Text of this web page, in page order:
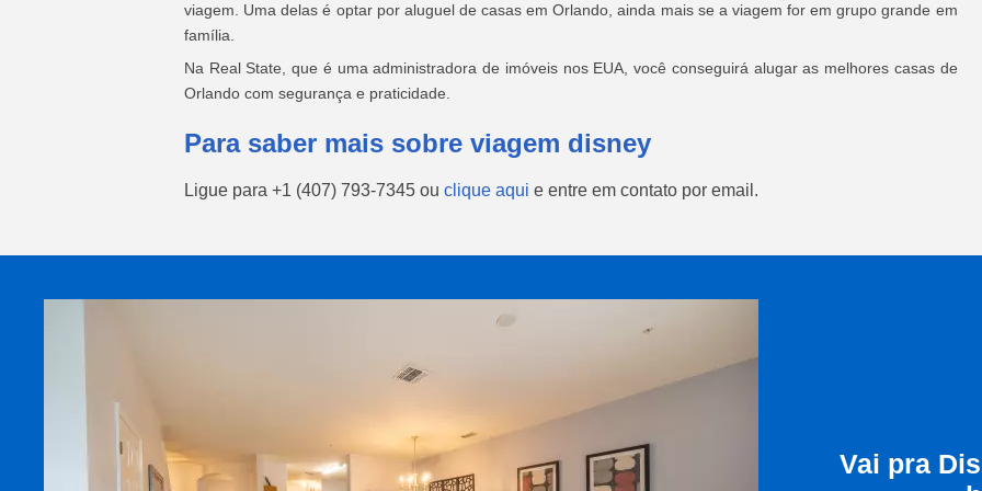
viagem. Uma delas é optar por aluguel de casas em Orlando, ainda mais se a viagem for em grupo grande em
família.
Na Real State, que é uma administradora de imóveis nos EUA, você conseguirá alugar as melhores casas de
Orlando com segurança e praticidade.
Para saber mais sobre viagem disney
Ligue para +1 (407) 793-7345 ou clique aqui e entre em contato por email.
Vai pra